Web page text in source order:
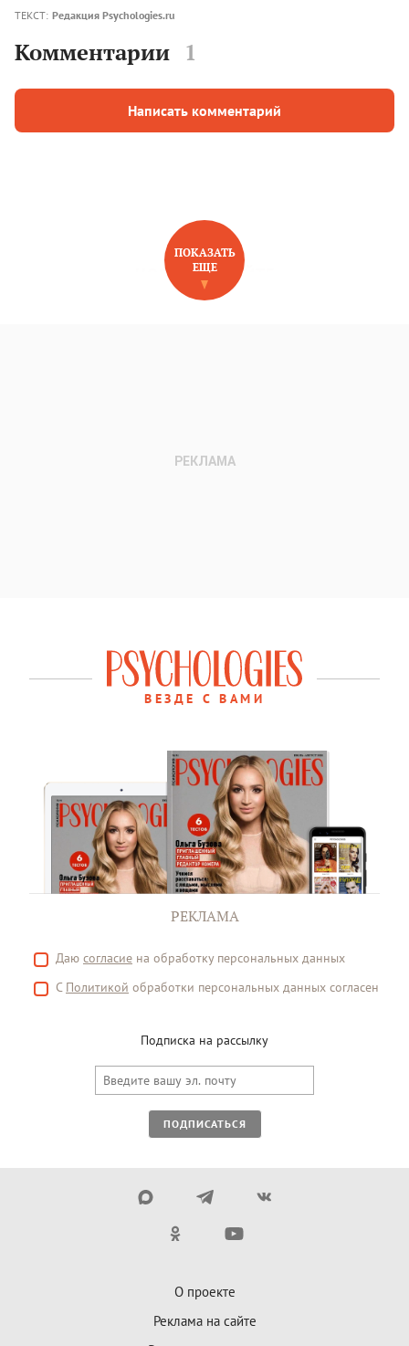
ТЕКСТ: Редакция Psychologies.ru
Комментарии 1
Написать комментарий
НОВОЕ НА САЙТЕ
ПОКАЗАТЬ
ЕЩЕ
ВЕЗДЕ С ВАМИ
РЕКЛАМА
Даю согласие на обработку персональных данных
С Политикой обработки персональных данных согласен
Подписка на рассылку
ПОДПИСАТЬСЯ
О проекте
Реклама на сайте